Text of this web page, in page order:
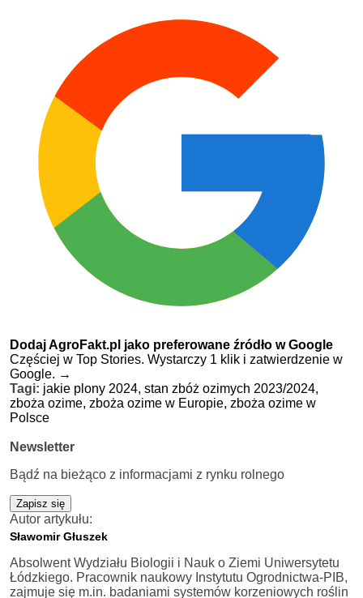
Dodaj AgroFakt.pl jako preferowane źródło w Google
Częściej w Top Stories. Wystarczy 1 klik i zatwierdzenie w
Google. →
Tagi: jakie plony 2024, stan zbóż ozimych 2023/2024,
zboża ozime, zboża ozime w Europie, zboża ozime w
Polsce
Newsletter
Bądź na bieżąco z informacjami z rynku rolnego
Zapisz się
Autor artykułu:
Sławomir Głuszek
Absolwent Wydziału Biologii i Nauk o Ziemi Uniwersytetu
Łódzkiego. Pracownik naukowy Instytutu Ogrodnictwa-PIB,
zajmuje się m.in. badaniami systemów korzeniowych roślin